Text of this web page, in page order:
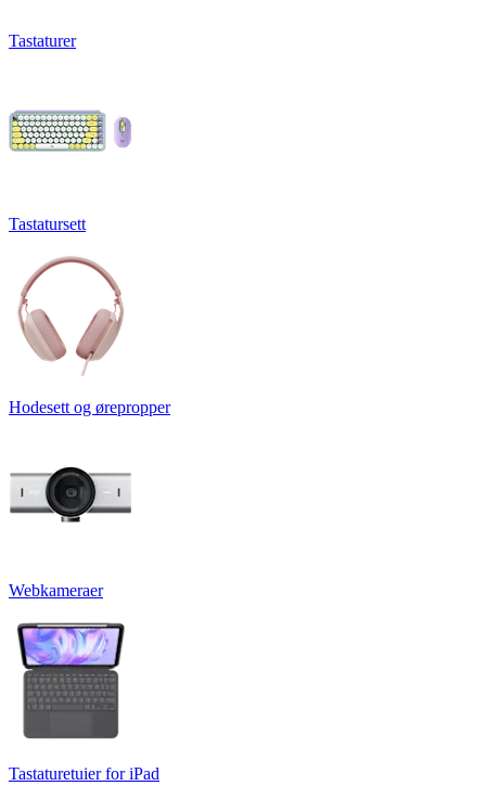
Tastaturer
Tastatursett
Hodesett og ørepropper
Webkameraer
Tastaturetuier for iPad